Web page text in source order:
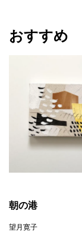
おすすめ
朝の港
望月寛子